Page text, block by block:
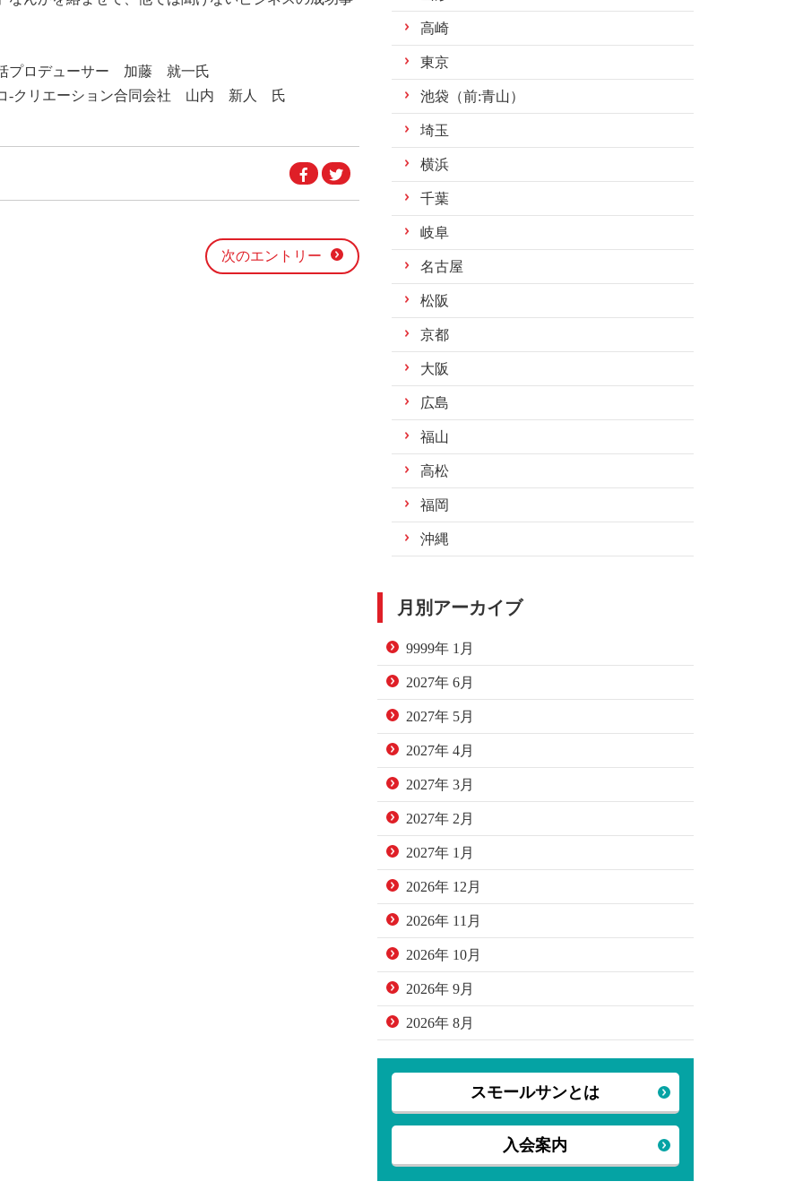
プロデューサー 加藤 就一氏
コ-クリエーション合同会社 山内 新人 氏
Facebook
で
す
る
Twitter
で
す
る
次のエントリー
高崎
東京
池袋（前:青山）
埼玉
横浜
千葉
岐阜
名古屋
松阪
京都
大阪
広島
福山
高松
福岡
沖縄
月別アーカイブ
9999年 1月
2027年 6月
2027年 5月
2027年 4月
2027年 3月
2027年 2月
2027年 1月
2026年 12月
2026年 11月
2026年 10月
2026年 9月
2026年 8月
スモールサンとは
入会案内